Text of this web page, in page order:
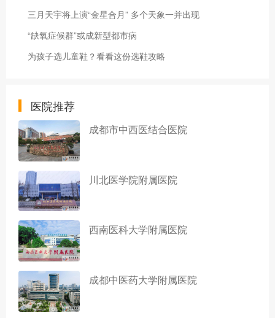
三月天宇将上演“金星合月” 多个天象一并出现
“缺氧症候群”或成新型都市病
为孩子选儿童鞋？看看这份选鞋攻略
医院推荐
成都市中西医结合医院
川北医学院附属医院
西南医科大学附属医院
成都中医药大学附属医院